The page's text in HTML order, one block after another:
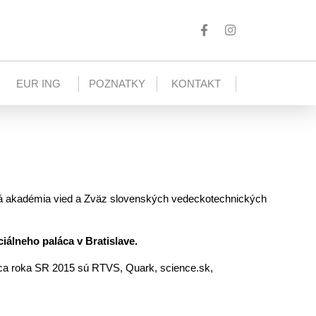
EUR ING POZNATKY KONTAKT
vied a Zväz slovenských vedeckotechnických
paláca v Bratislave.
roka SR 2015 sú RTVS, Quark, science.sk,